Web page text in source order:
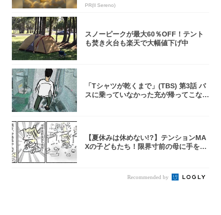
PR(Il Sereno)
スノーピークが最大60％OFF！テント
も焚き火台も楽天で大幅値下げ中
「Tシャツが乾くまで」(TBS) 第3話 バ
スに乗っていなかった充が帰ってこな
【夏休みは休めない!?】テンションMA
Xの子どもたち！限界寸前の母に手を差
Recommended by